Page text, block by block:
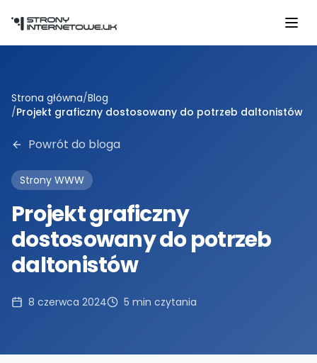
Strona główna/Blog
/Projekt graficzny dostosowany do potrzeb daltonistów
Powrót do bloga
Strony WWW
Projekt graficzny
dostosowany do potrzeb
daltonistów
8 czerwca 2024 5 min czytania